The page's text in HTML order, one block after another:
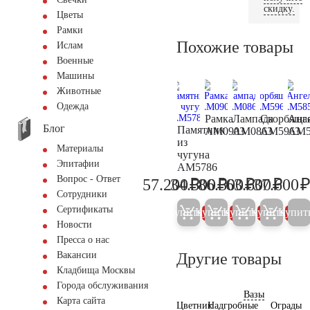
Цветы
Рамки
Ислам
Военные
Машины
Животные
Одежда
Блог
Материалы
Эпитафии
Вопрос - Ответ
Сотрудники
Сертификаты
Новости
Пресса о нас
Вакансии
Кладбища Москвы
Города обслуживания
Карта сайта
скидку.
Похожие товары
Памятник
из
чугуна
AM5786
60.200
57.200₽
Купить 5%
Рамка
AM0903
36.300
34.500₽
Купить 5%
Лампада
AM0863
91.000
86.500₽
Купить 5%
AM5963
63.600₽
Купить 5%
37.600₽
Другие товары
ЦветникНадгробные
Вазы
Ограды